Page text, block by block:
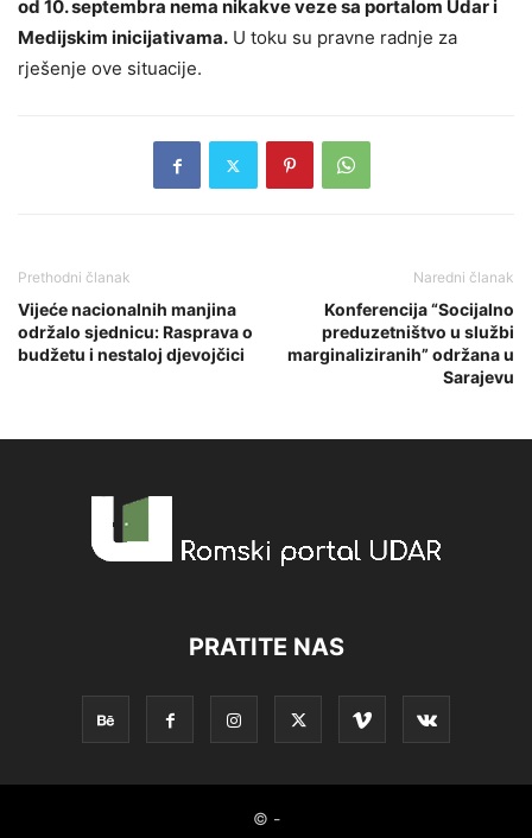
od 10. septembra nema nikakve veze sa portalom Udar i
Medijskim inicijativama. U toku su pravne radnje za
rješenje ove situacije.
Prethodni članak
Vijeće nacionalnih manjina
održalo sjednicu: Rasprava o
budžetu i nestaloj djevojčici
Naredni članak
Konferencija “Socijalno
preduzetništvo u službi
marginaliziranih” održana u
Sarajevu
PRATITE NAS
© -